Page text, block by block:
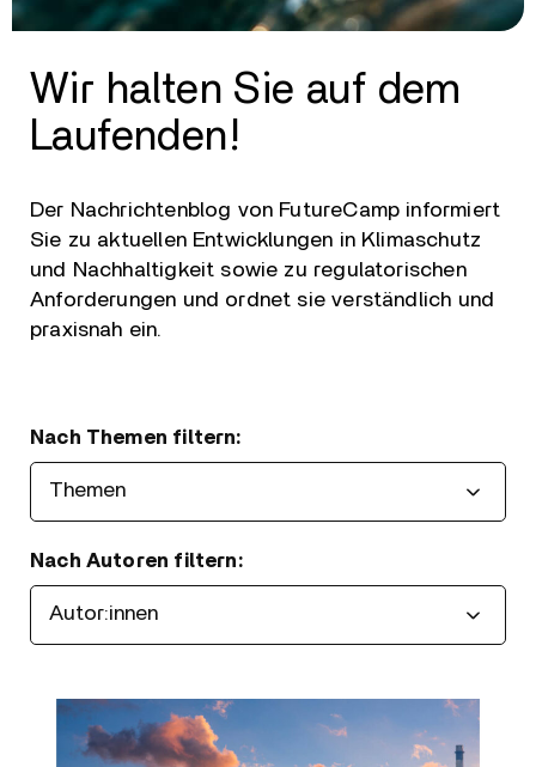
Wir halten Sie auf dem
Laufenden!
Der Nachrichtenblog von FutureCamp informiert
Sie zu aktuellen Entwicklungen in Klimaschutz
und Nachhaltigkeit sowie zu regulatorischen
Anforderungen und ordnet sie verständlich und
praxisnah ein.
Nach Themen filtern:
Nach Autoren filtern: